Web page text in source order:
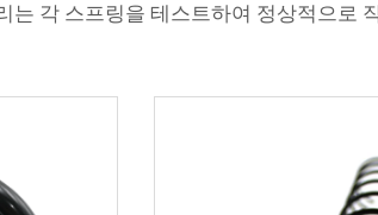
각 스프링을 테스트하여 정상적으로